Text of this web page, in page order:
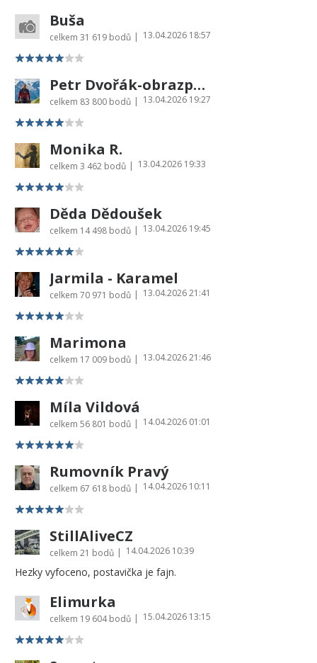
Buša
celkem 31 619 bodů | 13.04.2026 18:57
Petr Dvořák-obrazprovas.cz
celkem 83 800 bodů | 13.04.2026 19:27
Monika R.
celkem 3 462 bodů | 13.04.2026 19:33
Děda Dědoušek
celkem 14 498 bodů | 13.04.2026 19:45
Jarmila - Karamel
celkem 70 971 bodů | 13.04.2026 21:41
Marimona
celkem 17 009 bodů | 13.04.2026 21:46
Míla Vildová
celkem 56 801 bodů | 14.04.2026 01:01
Rumovník Pravý
celkem 67 618 bodů | 14.04.2026 10:11
StillAliveCZ
celkem 21 bodů | 14.04.2026 10:39
Hezky vyfoceno, postavička je fajn.
Elimurka
celkem 19 604 bodů | 15.04.2026 13:15